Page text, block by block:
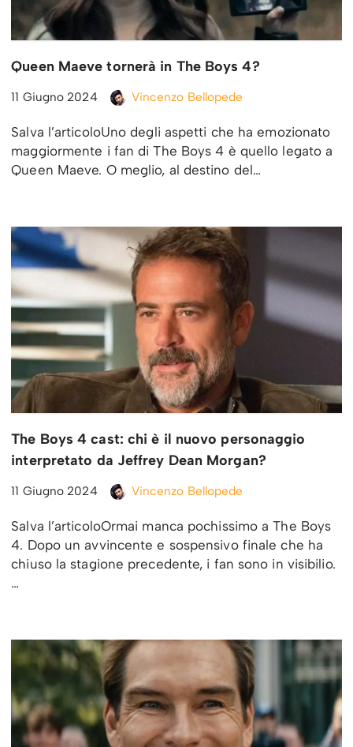
Queen Maeve tornerà in The Boys 4?
11 Giugno 2024 Vincenzo Bellopede
Salva l’articoloUno degli aspetti che ha emozionato
maggiormente i fan di The Boys 4 è quello legato a
Queen Maeve. O meglio, al destino del…
The Boys 4 cast: chi è il nuovo personaggio
interpretato da Jeffrey Dean Morgan?
11 Giugno 2024 Vincenzo Bellopede
Salva l’articoloOrmai manca pochissimo a The Boys
4. Dopo un avvincente e sospensivo finale che ha
chiuso la stagione precedente, i fan sono in visibilio.
…